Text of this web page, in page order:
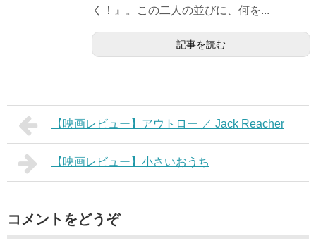
く！』。この二人の並びに、何を...
記事を読む
【映画レビュー】アウトロー ／ Jack Reacher
【映画レビュー】小さいおうち
コメントをどうぞ